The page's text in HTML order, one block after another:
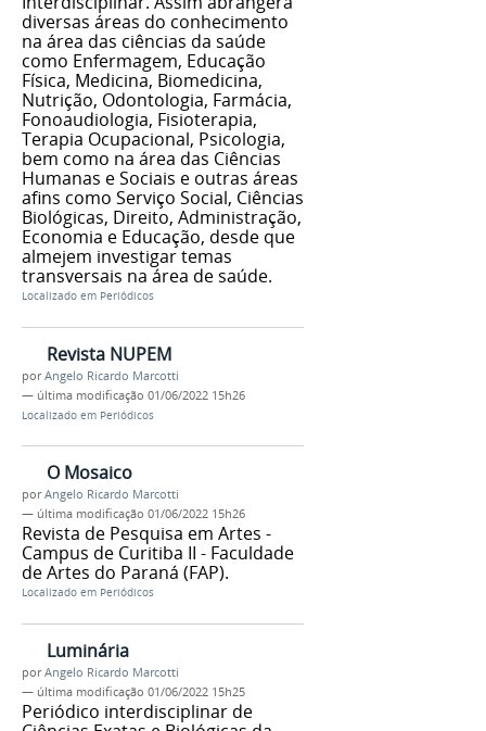
diversas áreas do conhecimento
na área das ciências da saúde
como Enfermagem, Educação
Física, Medicina, Biomedicina,
Nutrição, Odontologia, Farmácia,
Fonoaudiologia, Fisioterapia,
Terapia Ocupacional, Psicologia,
bem como na área das Ciências
Humanas e Sociais e outras áreas
afins como Serviço Social, Ciências
Biológicas, Direito, Administração,
Economia e Educação, desde que
almejem investigar temas
transversais na área de saúde.
Localizado em Periódicos
Revista NUPEM
porAngelo Ricardo Marcotti
— última modificação 01/06/2022 15h26
Localizado em Periódicos
O Mosaico
porAngelo Ricardo Marcotti
— última modificação 01/06/2022 15h26
Revista de Pesquisa em Artes -
Campus de Curitiba II - Faculdade
de Artes do Paraná (FAP).
Localizado em Periódicos
Luminária
porAngelo Ricardo Marcotti
— última modificação 01/06/2022 15h25
Periódico interdisciplinar de